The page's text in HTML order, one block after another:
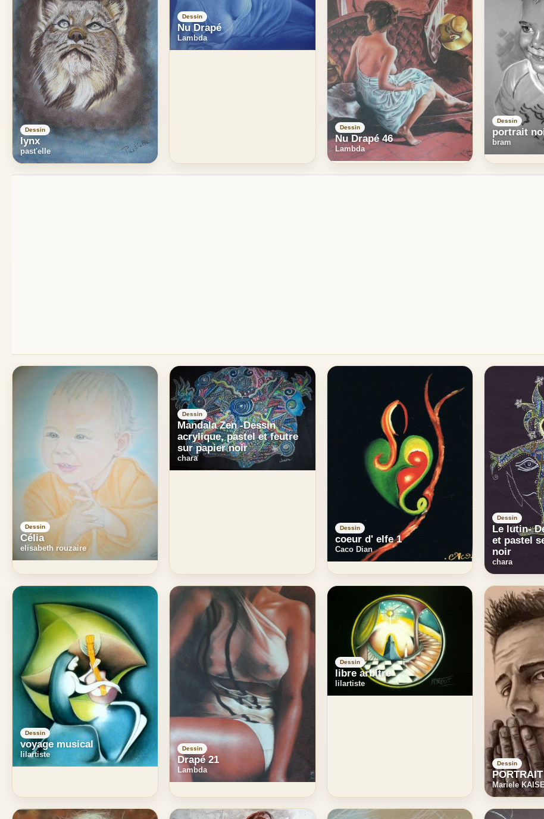
Dessin
lynx
past'elle
Dessin
Nu Drapé
Lambda
Dessin
Nu Drapé 46
Lambda
Dessin
portrait
bram
Dessin
Célia
elisabeth rouzaire
Dessin
Mandala Zen -Dessin
acrylique, pastel et feutre
sur papier noir
chara
Dessin
coeur d' elfe 1
Caco Dian
Dessin
Le lutin-
et pastel
noir
chara
Dessin
voyage musical
lilartiste
Dessin
Drapé 21
Lambda
Dessin
libre arbitre
lilartiste
Dessin
PORTRAIT
Mariele